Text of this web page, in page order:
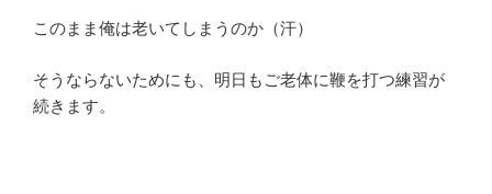
このまま俺は老いてしまうのか（汗）
そうならないためにも、明日もご老体に鞭を打つ練習が
続きます。